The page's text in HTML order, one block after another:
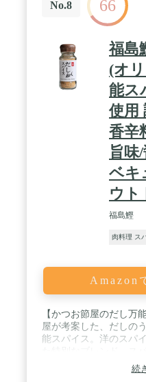
グン！ / ﾘﾛ氏さんのレ
たことがある方！ ひと
スをお求めの方！ この
ロ」してください!! /
造）、ガーリックパウ
クペッパー、ホワイト
オンパウダー、ナツメ
ーレル、カイエンペッ
工でんぷん、カラメル
麦・大豆を含む） 内容
180日 保存方法：直射
さい 製造：新潟県
No.8 66
福島
(オ
能ス
使用
香辛
旨味
ベキ
ウト
福島鰹
肉料理 ス
Amazon
【かつお節屋のだし万
屋が考案した、だしの
能スパイス。洋のスパ
旨味が料理に深みをも
う絶妙な味の調合】胡
続